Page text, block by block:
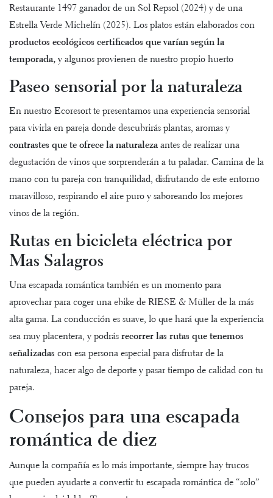
Restaurante 1497 ganador de un Sol Repsol (2024) y de una
Estrella Verde Michelín (2025). Los platos están elaborados con
productos ecológicos certificados que varían según la
temporada, y algunos provienen de nuestro propio huerto
Paseo sensorial por la naturaleza
En nuestro Ecoresort te presentamos una experiencia sensorial
para vivirla en pareja donde descubrirás plantas, aromas y
contrastes que te ofrece la naturaleza antes de realizar una
degustación de vinos que sorprenderán a tu paladar. Camina de la
mano con tu pareja con tranquilidad, disfrutando de este entorno
maravilloso, respirando el aire puro y saboreando los mejores
vinos de la región.
Rutas en bicicleta eléctrica por
Mas Salagros
Una escapada romántica también es un momento para
aprovechar para coger una ebike de RIESE & Müller de la más
alta gama. La conducción es suave, lo que hará que la experiencia
sea muy placentera, y podrás recorrer las rutas que tenemos
señalizadas con esa persona especial para disfrutar de la
naturaleza, hacer algo de deporte y pasar tiempo de calidad con tu
pareja.
Consejos para una escapada
romántica de diez
Aunque la compañía es lo más importante, siempre hay trucos
que pueden ayudarte a convertir tu escapada romántica de “solo”